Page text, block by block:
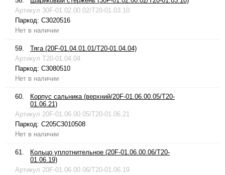
Артикул 30F-01.02.00.02/T20-01.03.10
Паркод: C3020516
Нет в наличии
59.
Тяга (20F-01.04.01.01/T20-01.04.04)
Артикул T20-01.04.04
Паркод: C3080510
Нет в наличии
60.
Корпус сальника (верхний/20F-01.06.00.05/T20-
01.06.21)
Артикул 20F-01.06.00.05/T20-01.06.21
Паркод: C205C3010508
Нет в наличии
61.
Кольцо уплотнительное (20F-01.06.00.06/T20-
01.06.19)
Артикул 20F-01.06.00.06/T20-01.06.19